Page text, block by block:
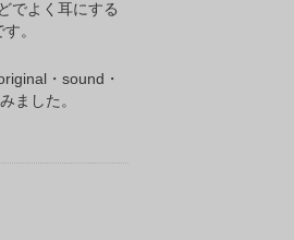
でよく耳にする
。
・sound・
ました。